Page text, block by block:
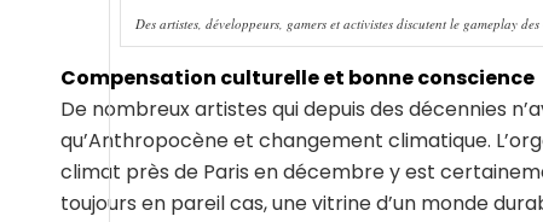
Des artistes, développeurs, gamers et activistes discutent le gameplay
Compensation culturelle et bonne conscience
De nombreux artistes qui depuis des décennies
qu’Anthropocène et changement climatique.
climat près de Paris en décembre y est
toujours en pareil cas, une vitrine d’un monde